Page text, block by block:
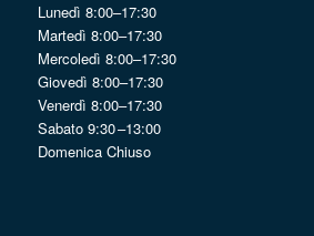
Lunedì 8:00–17:30
Martedì 8:00–17:30
Mercoledì 8:00–17:30
Giovedì 8:00–17:30
Venerdì 8:00–17:30
Sabato 9:30 –13:00
Domenica Chiuso